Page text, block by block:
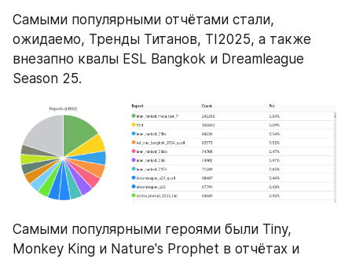
Самыми популярными отчётами стали,
ожидаемо, Тренды Титанов, TI2025, а также
внезапно квалы ESL Bangkok и Dreamleague
Season 25.
Самыми популярными героями были Tiny,
Monkey King и Nature's Prophet в отчётах и